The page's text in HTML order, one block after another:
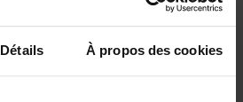
Détails À propos des cookies